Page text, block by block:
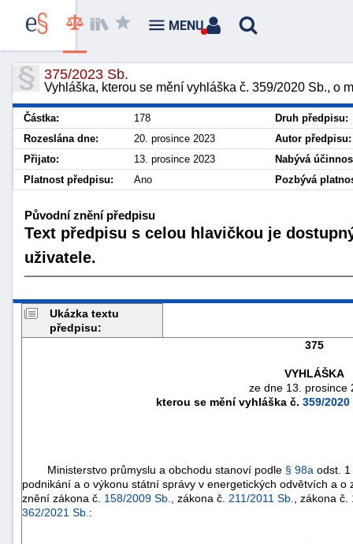
375/2023 Sb.
Vyhláška, kterou se mění vyhláška č. 359/2020 Sb., o
Částka: 178
Druh předpisu:
Rozeslána dne:
20. prosince 2023
Autor předpisu:
Přijato:
13. prosince 2023
Nabývá
Platnost předpisu:
Ano Pozbývá
Původní znění předpisu
Text předpisu s celou hlavičkou je
uživatele.
Ukázka textu
předpisu:
375
VYHLÁŠKA
ze dne 13. prosince
kterou se mění vyhláška č. 359/2020
Ministerstvo průmyslu a obchodu stanoví podle § 98a odst.
podnikání a o výkonu státní správy v energetických odvětvích a
znění zákona č. 158/2009 Sb. , zákona č. 211/2011 Sb. , zákona č.
362/2021 Sb. :
MENU